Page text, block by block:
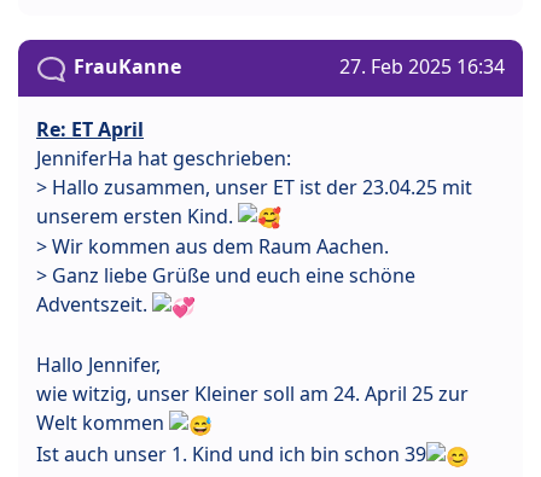
FrauKanne 27. Feb 2025 16:34
Re: ET April
JenniferHa hat geschrieben:
> Hallo zusammen, unser ET ist der 23.04.25 mit
unserem ersten Kind.
> Wir kommen aus dem Raum Aachen.
> Ganz liebe Grüße und euch eine schöne
Adventszeit.
Hallo Jennifer,
wie witzig, unser Kleiner soll am 24. April 25 zur
Welt kommen
Ist auch unser 1. Kind und ich bin schon 39